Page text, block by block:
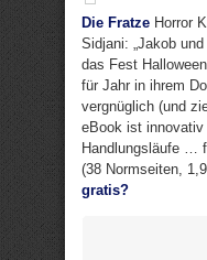
Die Fratze Horror
Sidjani: „Jakob
das Fest
für Jahr in ihrem
vergnüglich (und
eBook ist
Handlungsläufe …
(38 Normseiten,
gratis?